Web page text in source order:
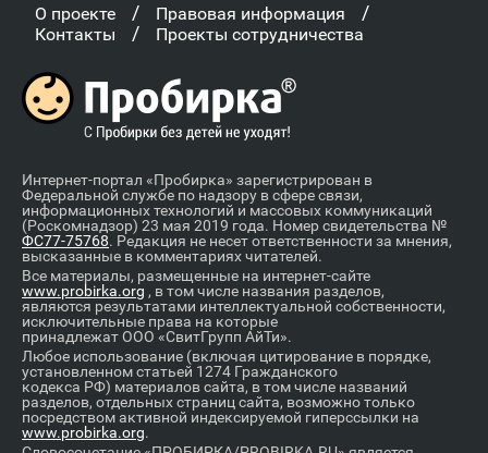
О проекте / Правовая информация /
Контакты / Проекты сотрудничества
Интернет-портал «Пробирка» зарегистрирован в
Федеральной службе по надзору в сфере связи,
информационных технологий и массовых коммуникаций
(Роскомнадзор) 23 мая 2019 года. Номер свидетельства №
ФС77-75768. Редакция не несет ответственности за мнения,
высказанные в комментариях читателей.
Все материалы, размещенные на интернет-сайте
www.probirka.org , в том числе названия разделов,
являются результатами интеллектуальной собственности,
исключительные права на которые
принадлежат ООО «СвитГрупп АйТи».
Любое использование (включая цитирование в порядке,
установленном статьей 1274 Гражданского
кодекса РФ) материалов сайта, в том числе названий
разделов, отдельных страниц сайта, возможно только
посредством активной индексируемой гиперссылки на
www.probirka.org.